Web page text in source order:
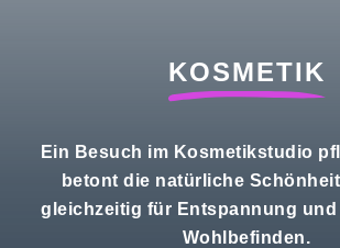
KOSMETIK
Ein Besuch im Kosmetikstudio
betont die natürliche
gleichzeitig für Entspannung
Wohlbefinden.